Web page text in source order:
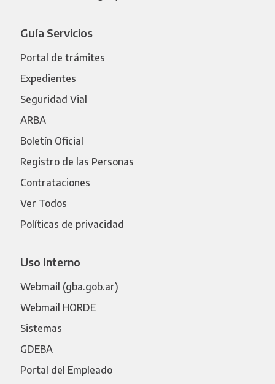
Guía Servicios
Portal de trámites
Expedientes
Seguridad Vial
ARBA
Boletín Oficial
Registro de las Personas
Contrataciones
Ver Todos
Políticas de privacidad
Uso Interno
Webmail (gba.gob.ar)
Webmail HORDE
Sistemas
GDEBA
Portal del Empleado